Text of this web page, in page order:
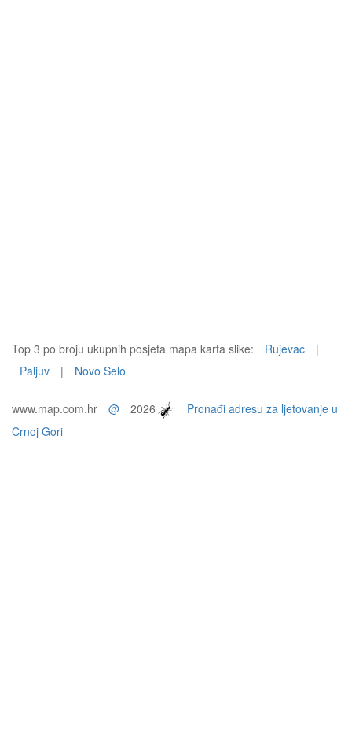
Top 3 po broju ukupnih posjeta mapa karta slike: Rujevac
|
Paljuv
| Novo Selo
www.map.com.hr @ 2026
Pronađi adresu za ljetovanje u
Crnoj Gori